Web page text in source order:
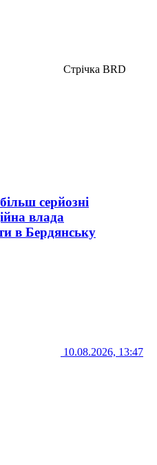
Стрічка BRD
серйозні
влада
в Бердянську
10.08.2026, 13:47